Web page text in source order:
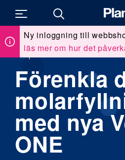
Ny inloggning till
läs mer om hur det
är Allt för kliniken / Våra
Förenkla
med nya
ONE